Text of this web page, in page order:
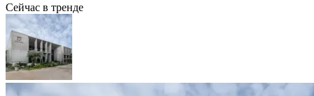
Сейчас в тренде